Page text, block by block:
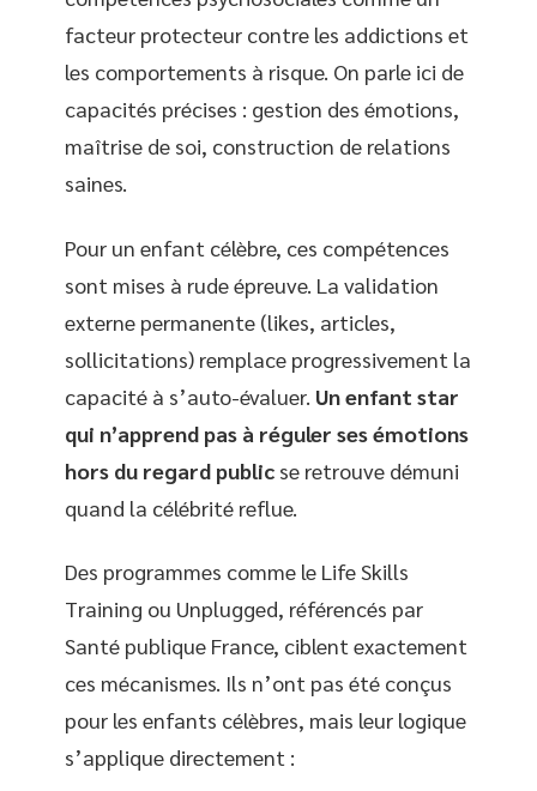
facteur protecteur contre les addictions et
les comportements à risque. On parle ici de
capacités précises : gestion des émotions,
maîtrise de soi, construction de relations
saines.
Pour un enfant célèbre, ces compétences
sont mises à rude épreuve. La validation
externe permanente (likes, articles,
sollicitations) remplace progressivement la
capacité à s’auto-évaluer. Un enfant star
qui n’apprend pas à réguler ses émotions
hors du regard public se retrouve démuni
quand la célébrité reflue.
Des programmes comme le Life Skills
Training ou Unplugged, référencés par
Santé publique France, ciblent exactement
ces mécanismes. Ils n’ont pas été conçus
pour les enfants célèbres, mais leur logique
s’applique directement :